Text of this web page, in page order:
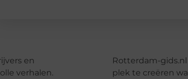
en
verhalen.
Rotterdam-
plek te creëren